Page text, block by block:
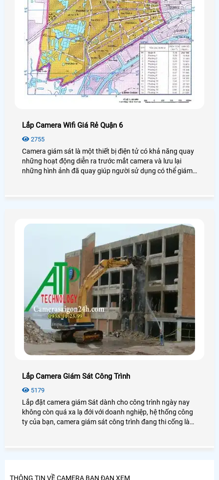
Lắp Camera Wifi Giá Rẻ Quận 6
2755
Camera giám sát là một thiết bị điện tử có khả năng quay
những hoạt động diễn ra trước mắt camera và lưu lại
những hình ảnh đã quay giúp người sử dụng có thể giám
Lắp Camera Giám Sát Công Trình
5179
Lắp đặt camera giám Sát dành cho công trình ngày nay
không còn quá xa lạ đới với doanh nghiệp, hệ thống công
ty của bạn, camera giám sát công trình đang thi cống là
THÔNG TIN VỀ CAMERA BẠN ĐAN XEM